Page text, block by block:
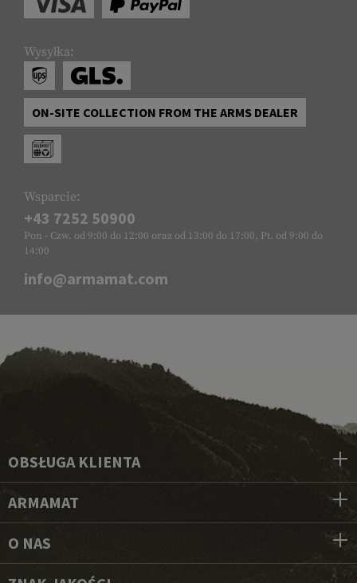
Wysyłka:
ON-SITE COLLECTION FROM THE ARMS DEALER
Wsparcie:
+43 7252 50900
Pon - Czw. od 9:00 do 12:00 oraz od 13:00 do 17:00, Pt. od 9:00 do
14:00
info@armamat.com
OBSŁUGA KLIENTA
ARMAMAT
O NAS